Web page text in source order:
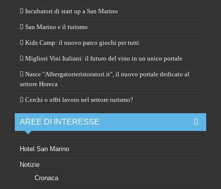
Incubatori di start up a San Marino
San Marino e il turismo
Kidz Camp: il nuovo parco giochi per tutti
Migliori Vini Italiani: il futuro del vino in un unico portale
Nasce "Albergatorieristoratori.it", il nuovo portale dedicato al
settore Horeca
Cerchi o offri lavoro nel settore turismo?
AREE DI INTERESSE
Hotel San Marino
Notizie
Cronaca